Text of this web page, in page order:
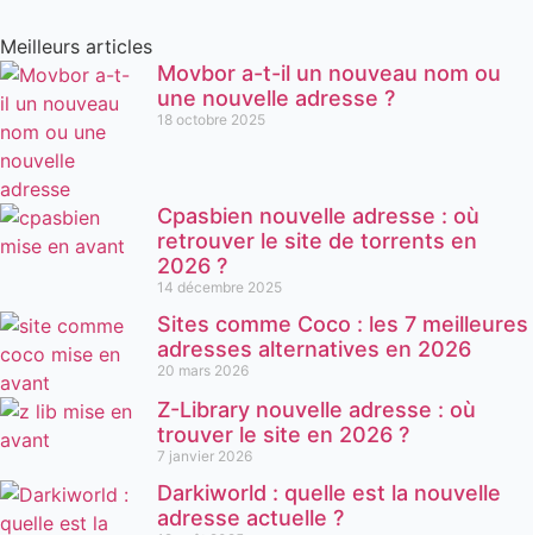
Meilleurs articles
Movbor a-t-il un nouveau nom ou
une nouvelle adresse ?
18 octobre 2025
Cpasbien nouvelle adresse : où
retrouver le site de torrents en
2026 ?
14 décembre 2025
Sites comme Coco : les 7 meilleures
adresses alternatives en 2026
20 mars 2026
Z-Library nouvelle adresse : où
trouver le site en 2026 ?
7 janvier 2026
Darkiworld : quelle est la nouvelle
adresse actuelle ?